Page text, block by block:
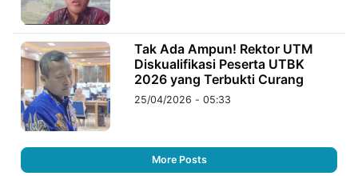
Tak Ada Ampun! Rektor UTM
Diskualifikasi Peserta UTBK
2026 yang Terbukti Curang
25/04/2026 - 05:33
More Posts